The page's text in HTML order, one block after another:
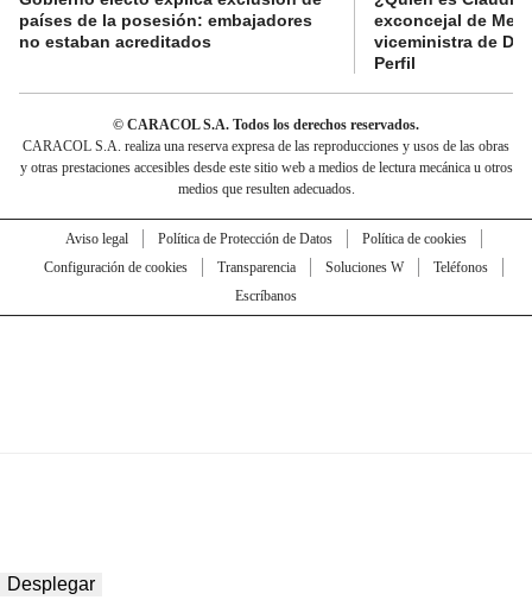
países de la posesión: embajadores
no estaban acreditados
exconcejal de
viceministra de
Perfil
© CARACOL S.A. Todos los derechos reservados.
CARACOL S.A. realiza una reserva expresa de las reproducciones y usos de las obras
y otras prestaciones accesibles desde este sitio web a medios de lectura mecánica u otros
medios que resulten adecuados.
Aviso legal Política de Protección de Datos
Política de cookies
Configuración de cookies
Transparencia Soluciones W
Teléfonos
Escríbanos
Desplegar